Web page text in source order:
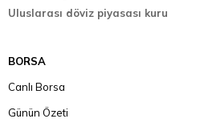
Uluslarası döviz piyasası kuru
BORSA
Canlı Borsa
Günün Özeti